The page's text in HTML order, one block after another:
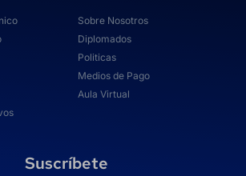
Sobre Nosotros
Diplomados
Politicas
Medios de Pago
Aula Virtual
Suscríbete